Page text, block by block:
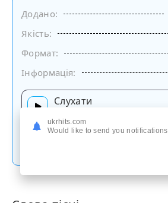
Додано:
Якість:
Формат:
Інформація:
Слухати
ukrhits.com
Would like to send you notifications